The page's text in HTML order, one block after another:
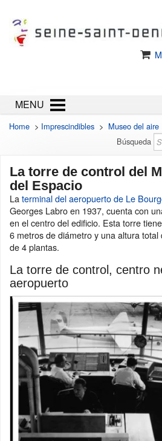
MENU
Home > Imprescindibles > Museo del aire
Búsqueda
La torre de control del
del Espacio
Laterminal del aeropuerto de Le
Georges Labro en 1937, cuenta con
en el centro del edificio. Esta torre
6 metros de diámetro y una altura
de 4 plantas.
La torre de control, centro
aeropuerto